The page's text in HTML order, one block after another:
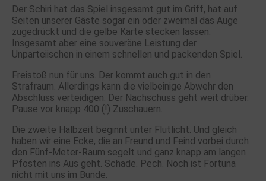
Der Schiri hat das Spiel insgesamt gut im Griff, hat auf
Seiten unserer Gäste sogar ein oder zweimal das Auge
zugedrückt und die gelbe Karte stecken lassen.
Insgesamt aber eine souveräne Leistung der
Unparteiischen in einem schnellen und packenden Spiel.
Freistoß nun für uns. Der kommt auch gut in den
Strafraum. Allerdings kann die vielbeinige Abwehr den
Abschluss verteidigen. Der Nachschuss geht weit drüber.
Pause vor knapp 400 (!) Zuschauern.
Die zweite Halbzeit beginnt unter Flutlicht. Und gleich
haben wir eine Ecke, die an Freund und Feind vorbei durch
den Fünf-Meter-Raum segelt und ganz knapp am langen
Pfosten ins Aus geht. Schade. Pech. Noch ist Fortuna
nicht mit uns im Bunde.